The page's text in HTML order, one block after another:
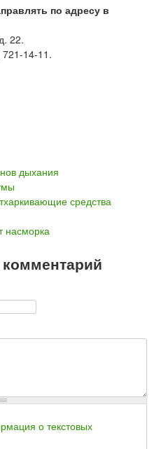
по адресу в
22.
14-11.
дыхания
средства
насморка
о текстовых